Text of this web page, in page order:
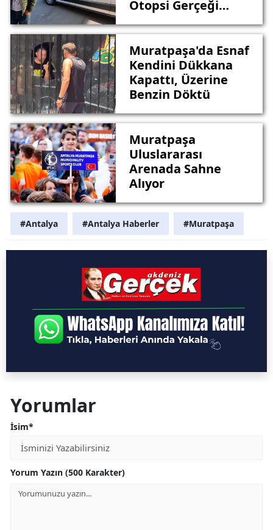
Otopsi Gerçeği
Muratpaşa'da Esnaf
Kendini Dükkana
Kapattı, Üzerine
Benzin Döktü
Muratpaşa
Uluslararası
Arenada Sahne
Alıyor
#Antalya #Antalya Haberler #Muratpaşa
Yorumlar
İsim*
Yorum Yazın (500 Karakter)